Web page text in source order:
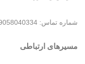
شماره تماس: 09058040334
مسیرهای ارتباطی